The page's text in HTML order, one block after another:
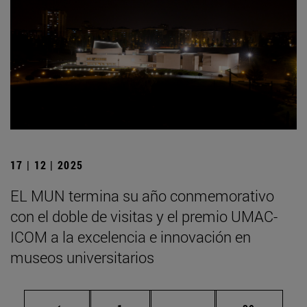
17 | 12 | 2025
EL MUN termina su año conmemorativo
con el doble de visitas y el premio UMAC-
ICOM a la excelencia e innovación en
museos universitarios